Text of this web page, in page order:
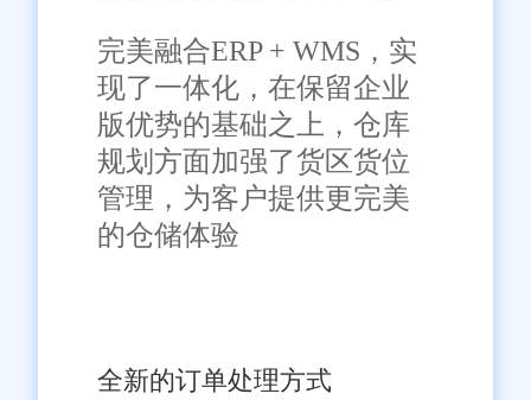
免责声明：本网站尽可能确保发布信息的准确性与可靠性，但不能
保证其完全无误，请您在阅读本网站内容时自行判断真实性，本网
站对于您因信赖该信息引起的损失概不负责。本网站发布的部分内
容，包括但不限于文字、图片、标识、广告、商标、域名等，除特
别标明外，均来源于网络，知识产权归原作者或原出处所有。任何
单位或个人认为本网站中的网页或链接内容可能存在不实内容或涉
嫌侵犯知识产权时，请及时与我们联系，并提供身份证明、权属证
明及详细不实或侵权情况证明，我们将尽快处理。
完美融合ERP + WMS，实
现了一体化，在保留企业
版优势的基础之上，仓库
规划方面加强了货区货位
管理，为客户提供更完美
的仓储体验
全新的订单处理方式